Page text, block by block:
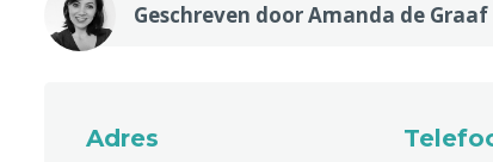
Geschreven door Amanda de Graaf
Adres